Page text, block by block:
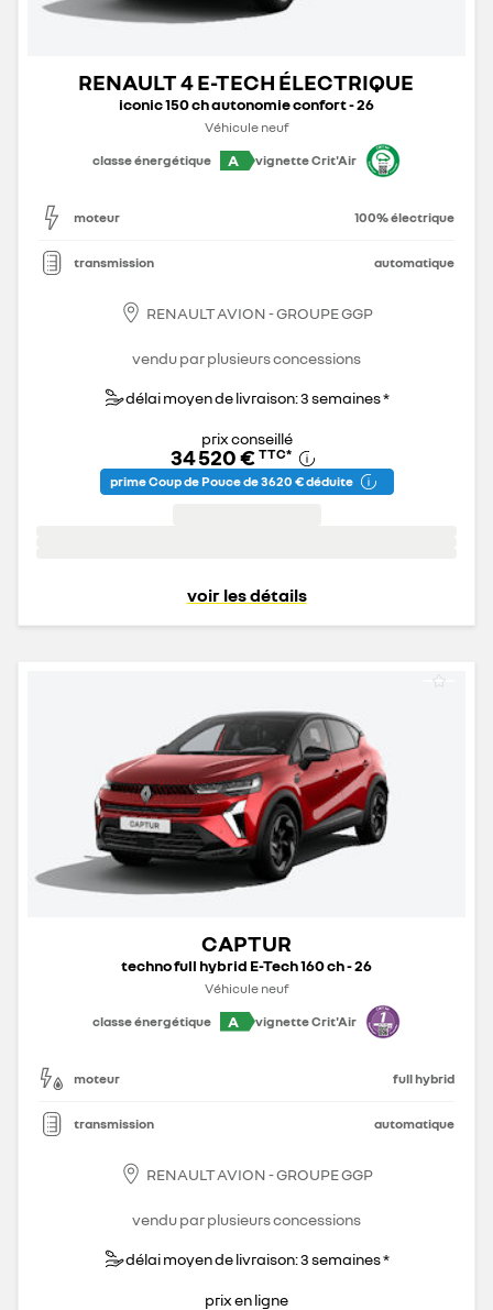
RENAULT 4 E-TECH ÉLECTRIQUE
iconic 150 ch autonomie confort - 26
Véhicule neuf
classe énergétique
A vignette Crit'Air
moteur 100% électrique
transmission automatique
RENAULT AVION - GROUPE GGP
vendu par plusieurs concessions
délai moyen de livraison: 3 semaines *
prix conseillé
34 520 € TTC*
prime Coup de Pouce de 3 620 € déduite
voir les détails
CAPTUR
techno full hybrid E-Tech 160 ch - 26
Véhicule neuf
classe énergétique
A vignette Crit'Air
moteur full hybrid
transmission automatique
RENAULT AVION - GROUPE GGP
vendu par plusieurs concessions
délai moyen de livraison: 3 semaines *
prix en ligne